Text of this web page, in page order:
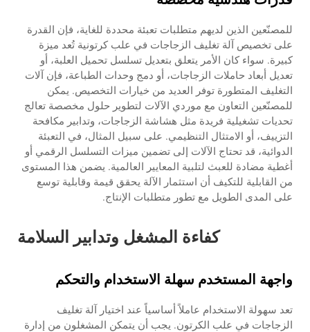
للمصنّعين الذين لديهم متطلبات تعبئة محددة للغاية، فإن القدرة
على تخصيص آلة تغليف الزجاجات في علب كرتونية تُعد ميزة
كبيرة. سواء كان الأمر يتعلق بتعديل تسلسل تحميل العلبة، أو
تعديل أبعاد حاملات الزجاجات، أو دمج وحدات الطباعة، فإن آلات
التغليف المتطورة توفر العديد من خيارات التخصيص. يمكن
للمصنّعين التعاون مع موردي الآلات لتطوير حلول مخصصة تعالج
تحديات تشغيلية فريدة مثل هشاشة الزجاجات، وتدابير مكافحة
التزييف، أو الامتثال التنظيمي. على سبيل المثال، في التعبئة
الدوائية، قد تحتاج الآلات إلى تضمين ميزات التسلسل الرقمي أو
أغطية مضادة للعبث لتلبية المعايير العالمية. يضمن هذا المستوى
من القابلية للتكيف أن استثمار الآلة يحقق قيمة وقابلية توسع
على المدى الطويل مع تطور متطلبات الإنتاج.
كفاءة المشغل وتدابير السلامة
واجهة المستخدم سهلة الاستخدام والتحكم
تعد سهولة الاستخدام عاملاً أساسياً عند اختيار آلة تغليف
الزجاجات في علب الكرتون. يجب أن يتمكن المشغلون من إدارة